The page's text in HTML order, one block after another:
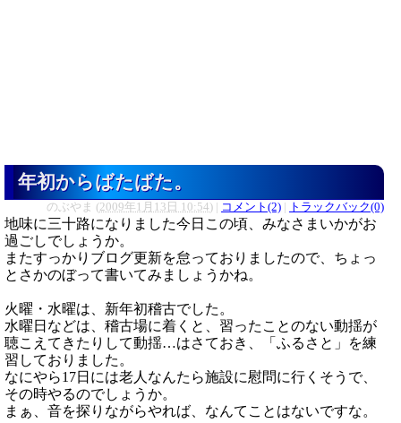
年初からばたばた。
のぶやま (2009年1月13日 10:54) | コメント(2) | トラックバック(0)
地味に三十路になりました今日この頃、みなさまいかがお
過ごしでしょうか。
またすっかりブログ更新を怠っておりましたので、ちょっ
とさかのぼって書いてみましょうかね。
火曜・水曜は、新年初稽古でした。
水曜日などは、稽古場に着くと、習ったことのない動揺が
聴こえてきたりして動揺…はさておき、「ふるさと」を練
習しておりました。
なにやら17日には老人なんたら施設に慰問に行くそうで、
その時やるのでしょうか。
まぁ、音を探りながらやれば、なんてことはないですな。